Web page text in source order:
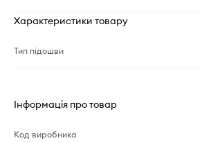
Характеристики товару
Тип підошви
Інформація про товар
Код виробника